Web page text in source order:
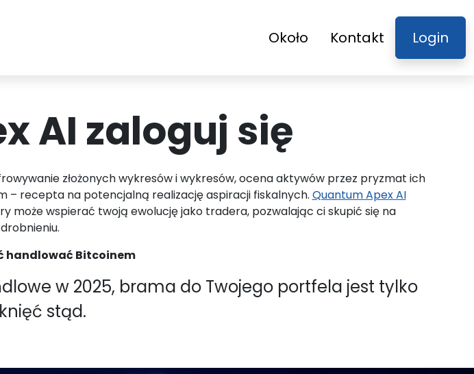
Około Kontakt Login
AI zaloguj się
złożonych wykresów i wykresów, ocena aktywów przez pryzmat ich
– recepta na potencjalną realizację aspiracji fiskalnych. Quantum Apex AI
wspierać twoją ewolucję jako tradera, pozwalając ci skupić się na
handlować Bitcoinem
w 2025, brama do Twojego portfela jest tylko
stąd.